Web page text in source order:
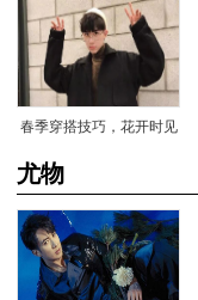
鉴】
春季穿搭技巧，花开时见
尤物